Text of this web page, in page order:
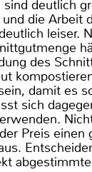
deutlich
die Arbeit
leiser.
des
damit es
sich
Preis einen